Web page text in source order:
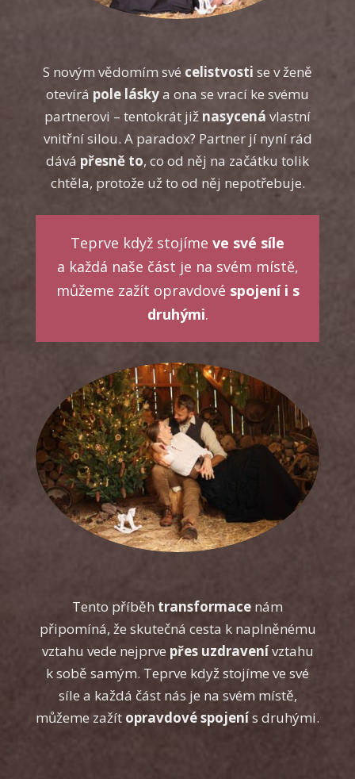
S novým vědomím své celistvosti se v ženě
otevírá pole láskya ona se vrací ke svému
partnerovi – tentokrát již nasycená vlastní
vnitřní silou. A paradox? Partner jí nyní rád
dává přesně to, co od něj na začátku tolik
chtěla, protože už to od něj nepotřebuje.
Teprve když stojíme ve své síle
a každá naše část je na svém místě,
můžeme zažít opravdové spojení i s
druhými.
Tento příběh transformace nám
připomíná, že skutečná cesta k naplněnému
vztahu vede nejprve přes uzdravenívztahu
k sobě samým. Teprve když stojíme ve své
síle a každá část nás je na svém místě,
můžeme zažít opravdové spojenís druhými.